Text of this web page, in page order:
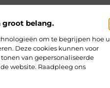
groot belang.
om te begrijpen hoe u
Deze cookies kunnen voor
van gepersonaliseerde
website. Raadpleeg ons